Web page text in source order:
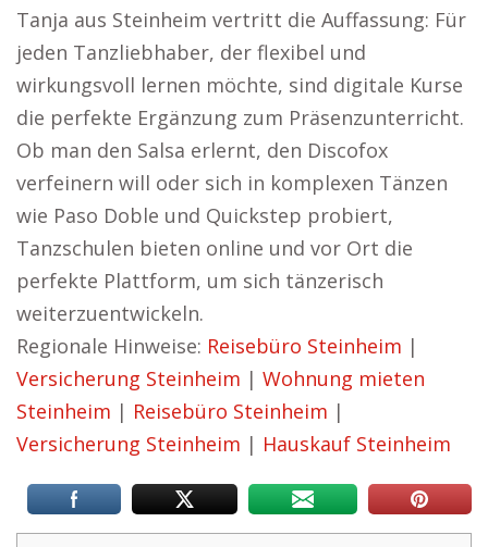
Tanja aus Steinheim vertritt die Auffassung: Für
jeden Tanzliebhaber, der flexibel und
wirkungsvoll lernen möchte, sind digitale Kurse
die perfekte Ergänzung zum Präsenzunterricht.
Ob man den Salsa erlernt, den Discofox
verfeinern will oder sich in komplexen Tänzen
wie Paso Doble und Quickstep probiert,
Tanzschulen bieten online und vor Ort die
perfekte Plattform, um sich tänzerisch
weiterzuentwickeln.
Regionale Hinweise: Reisebüro Steinheim |
Versicherung Steinheim | Wohnung mieten
Steinheim | Reisebüro Steinheim |
Versicherung Steinheim | Hauskauf Steinheim